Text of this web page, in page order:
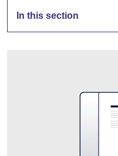
In this section